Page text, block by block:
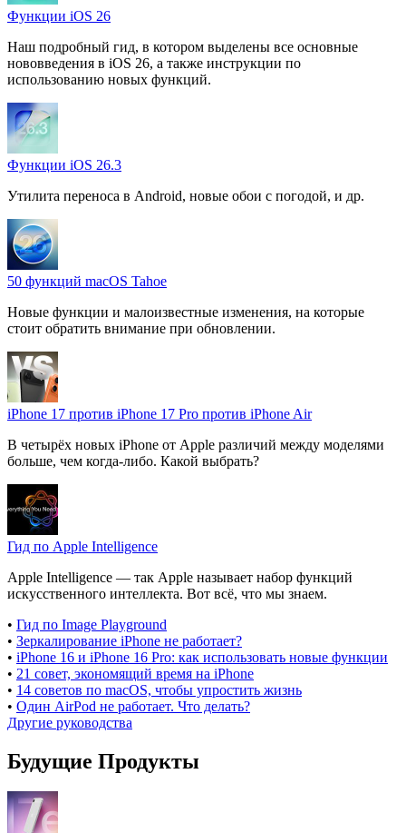
Функции iOS 26
Наш подробный гид, в котором выделены все основные
нововведения в iOS 26, а также инструкции по
использованию новых функций.
Функции iOS 26.3
Утилита переноса в Android, новые обои с погодой, и др.
50 функций macOS Tahoe
Новые функции и малоизвестные изменения, на которые
стоит обратить внимание при обновлении.
iPhone 17 против iPhone 17 Pro против iPhone Air
В четырёх новых iPhone от Apple различий между моделями
больше, чем когда-либо. Какой выбрать?
Гид по Apple Intelligence
Apple Intelligence — так Apple называет набор функций
искусственного интеллекта. Вот всё, что мы знаем.
• Гид по Image Playground
• Зеркалирование iPhone не работает?
• iPhone 16 и iPhone 16 Pro: как использовать новые функции
• 21 совет, экономящий время на iPhone
• 14 советов по macOS, чтобы упростить жизнь
• Один AirPod не работает. Что делать?
Другие руководства
Будущие Продукты